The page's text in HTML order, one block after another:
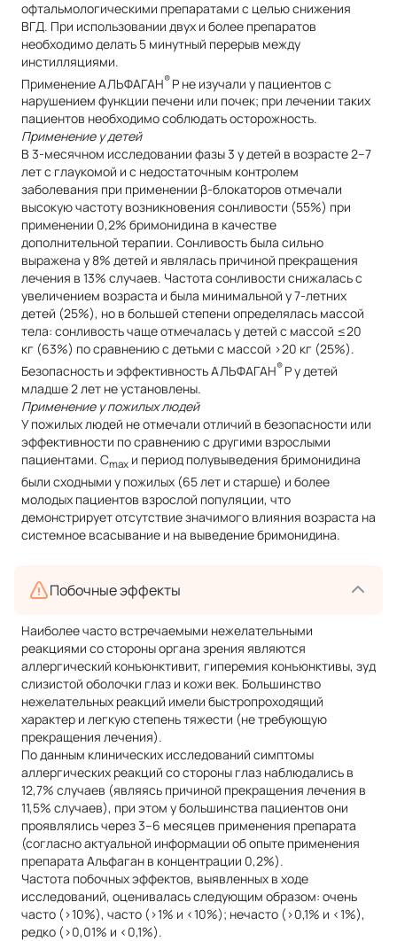
офтальмологическими препаратами с целью снижения
ВГД. При использовании двух и более препаратов
необходимо делать 5 минутный перерыв между
инстилляциями.
Применение АЛЬФАГАН® Р не изучали у пациентов с
нарушением функции печени или почек; при лечении таких
пациентов необходимо соблюдать осторожность.
Применение у детей
В 3-месячном исследовании фазы 3 у детей в возрасте 2–7
лет с глаукомой и с недостаточным контролем
заболевания при применении β-блокаторов отмечали
высокую частоту возникновения сонливости (55%) при
применении 0,2% бримонидина в качестве
дополнительной терапии. Сонливость была сильно
выражена у 8% детей и являлась причиной прекращения
лечения в 13% случаев. Частота сонливости снижалась с
увеличением возраста и была минимальной у 7-летних
детей (25%), но в большей степени определялась массой
тела: сонливость чаще отмечалась у детей с массой ≤20
кг (63%) по сравнению с детьми с массой >20 кг (25%).
Безопасность и эффективность АЛЬФАГАН® Р у детей
младше 2 лет не установлены.
Применение у пожилых людей
У пожилых людей не отмечали отличий в безопасности или
эффективности по сравнению с другими взрослыми
пациентами. Сmax и период полувыведения бримонидина
были сходными у пожилых (65 лет и старше) и более
молодых пациентов взрослой популяции, что
демонстрирует отсутствие значимого влияния возраста на
системное всасывание и на выведение бримонидина.
Побочные эффекты
Наиболее часто встречаемыми нежелательными
реакциями со стороны органа зрения являются
аллергический конъюнктивит, гиперемия конъюнктивы, зуд
слизистой оболочки глаз и кожи век. Большинство
нежелательных реакций имели быстропроходящий
характер и легкую степень тяжести (не требующую
прекращения лечения).
По данным клинических исследований симптомы
аллергических реакций со стороны глаз наблюдались в
12,7% случаев (являясь причиной прекращения лечения в
11,5% случаев), при этом у большинства пациентов они
проявлялись через 3–6 месяцев применения препарата
(согласно актуальной информации об опыте применения
препарата Альфаган в концентрации 0,2%).
Частота побочных эффектов, выявленных в ходе
исследований, оценивалась следующим образом: очень
часто (>10%), часто (>1% и <10%); нечасто (>0,1% и <1%),
редко (>0,01% и <0,1%).